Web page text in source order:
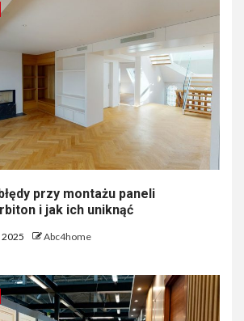
przy montażu paneli
i jak ich uniknąć
Abc4home